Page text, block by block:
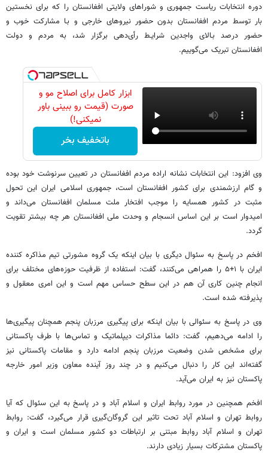
دوره انتخابات ریاست جمهوری و شوراهای ولایتی افغانستان را که برای نخستین
بار توسط مردم افغانستان بدون حضور نیروهای خارجی و بـا مشارکت خوب و
حضور درصد بـالای واجدین شرایـط رأی‌دهی برگزار شد، به مردم و دولت
افغانستان تبریک می‌گوییم.
ابزار کامل برای اصلاح مو و
صورت (قیمت رو ببینی باور
نمیکنی!)
باتخفیف بخر
وی افزود: این انتخابات نشانه اراده مردم افغانستان در تعیین سرنوشت خود بوده
و گام ارزشمندی برای کشور افغانستان است، جمهوری اسلامی ایران این تحول
مثبت در کشور همسایه را موجب افتخار ملت مسلمان افغانستان می‌داند و
امیدوار است بر این اساس انسجام و وحدت ملی افغانستان هر چه بیشتر تقویت
گردد.
افخم در پاسخ به سئوال دیگری با بیان اینکه یک گروه مشورتی تیم مذاکره کننده
ایران با ۱+۵ را همراهی می‌کنند، گفت: استفاده از ظرفیت حوزه‌های مختلف برای
انجام چنین کاری آن هم در این سطح حساس مهم است و این امری معقول و
پذیرفته شده است.
وی در پاسخ به سئوالی با بیان اینکه برای پیگیری مرزبان پنجم همچنان پیگیری‌ها
را ادامه می‌دهیم، گفت: دائما مذاکرات دیپلماتیک و تماس‌ها با طرف پاکستانی
برای مشخص شدن وضعیت مرزبان پنجم ادامه دارد و مقامات پاکستانی نیز
گفته‌اند این کار را دنبال می‌کنیم و در چند روز آینده معاون وزیر امور خارجه
پاکستان نیز به ایران می‌آید.
افخم همچنین در مورد روابط ایران و اسلام آباد و در پاسخ به این سئوال که آیا
روابط تهران و اسلام آباد تحت تاثیر این گروگان‌گیری قرار می‌گیرد، گفت: روابط
تهران و اسلام آباد روابط مبتنی بر ارتباطات دو کشور مسلمان است و ایران و
پاکستان مشترکات بسیار زیادی دارند.